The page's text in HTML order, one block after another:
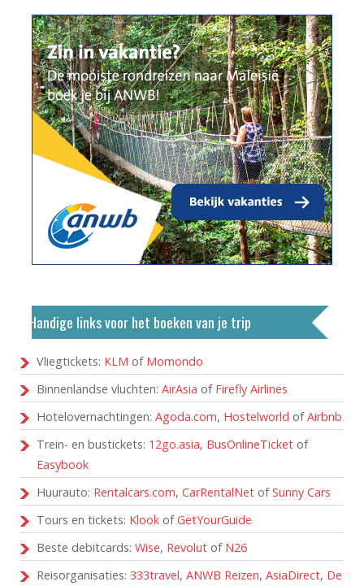
Handige links voor het boeken van je trip
Vliegtickets: KLM of Momondo
Binnenlandse vluchten: AirAsia of Firefly Airlines
Hotelovernachtingen: Agoda.com, Hostelworld ofAirbnb
Trein- en bustickets: 12go.asia, BusOnlineTicket of
Easybook
Huurauto: Rentalcars.com, CarRentalNet ofSunny Cars
Tours en tickets: Klook ofGetYourGuide
Beste debitcards: Wise, Revolut of N26
Reisorganisaties: 333travel, ANWB Reizen, AsiaDirect, De